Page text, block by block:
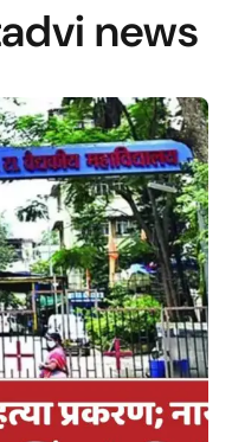
news